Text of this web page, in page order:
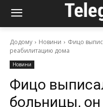
Додому Новини
Фицо
реабилитацию дома
Новини
Фицо
больницы,